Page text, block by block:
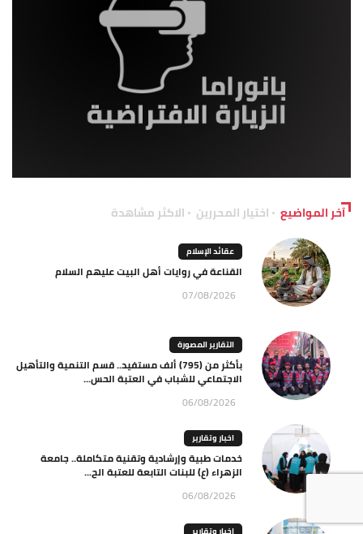
آخر المواضيع اختيار المحررين الاكثر مشاهدة
عقائد الإسلام
القناعة في روايات أهل البيت عليهم السلام
07/08/2026
التقارير المصورة
بأكثر من (795) ألف مستفيد.. قسم التنمية والتأهيل
الاجتماعي للشباب في العتبة الحس...
06/08/2026
اخبار وتقارير
خدمات طبية وإرشادية وتقنية متكاملة.. جامعة
الزهراء (ع) للبنات التابعة للعتبة الح...
06/08/2026